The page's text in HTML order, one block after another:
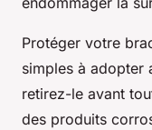
Protéger votre
simples à adopter
retirez-le avant
des produits